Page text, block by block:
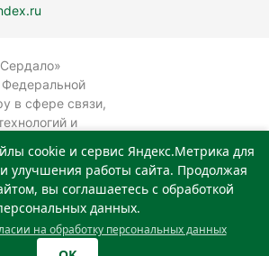
Федеральной
в сфере связи,
и
СМИ: ЭЛ № ФС 77-
г. Учредитель:
дом
cookie и сервис Яндекс.Метрика для
и улучшения работы сайта. Продолжая
вы соглашаетесь с обработкой
данных.
на обработку персональных данных